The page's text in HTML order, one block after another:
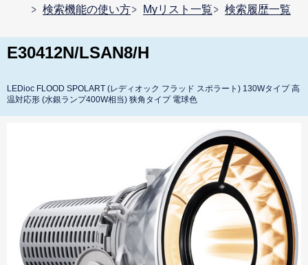
検索機能の使い方 Myリスト一覧 検索履歴一覧
E30412N/LSAN8/H
LEDioc FLOOD SPOLART (レディオック フラッド スポラート) 130Wタイプ 高
温対応形 (水銀ランプ400W相当) 狭角タイプ 電球色